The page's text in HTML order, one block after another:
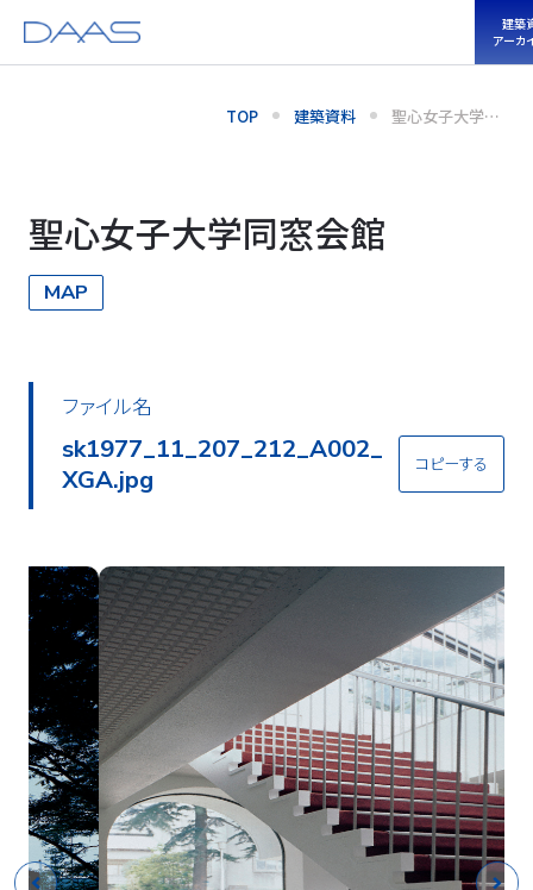
建築
アーカ
TOP 建築資料 聖心女子大学同
窓会館
聖心女子大学同窓会館
MAP
ファイル名
sk1977_11_207_212_A002_
XGA.jpg
コピーする